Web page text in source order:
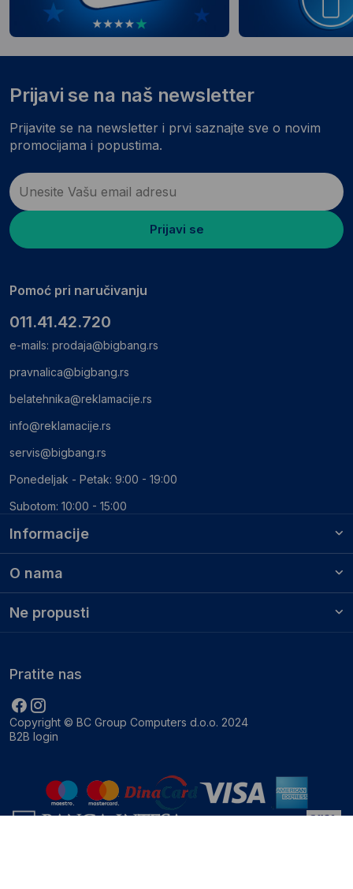
Informacije
O nama
Ne propusti
Prijavi se na naš newsletter
Prijavite se na newsletter i prvi saznajte sve o novim
promocijama i popustima.
Prijavi se
Pomoć pri naručivanju
011.41.42.720
e-mails: prodaja@bigbang.rs
pravnalica@bigbang.rs
belatehnika@reklamacije.rs
info@reklamacije.rs
servis@bigbang.rs
Ponedeljak - Petak: 9:00 - 19:00
Subotom: 10:00 - 15:00
Copyright © BC Group Computers d.o.o. 2024
B2B login
Pratite nas